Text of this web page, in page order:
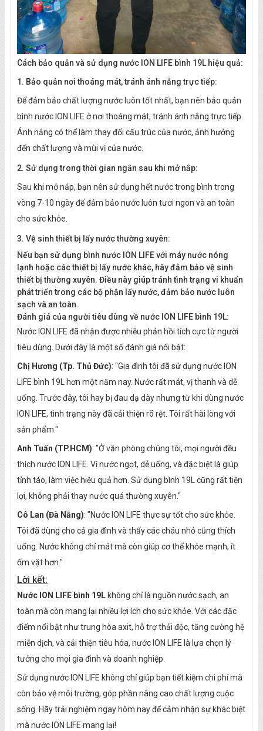
Cách bảo quản và sử dụng nước ION LIFE bình 19L hiệu quả:
1. Bảo quản nơi thoáng mát, tránh ánh nắng trực tiếp:
Để đảm bảo chất lượng nước luôn tốt nhất, bạn nên bảo quản
bình nước ION LIFE ở nơi thoáng mát, tránh ánh nắng trực tiếp.
Ánh nắng có thể làm thay đổi cấu trúc của nước, ảnh hưởng
đến chất lượng và mùi vị của nước.
2. Sử dụng trong thời gian ngắn sau khi mở nắp:
Sau khi mở nắp, bạn nên sử dụng hết nước trong bình trong
vòng 7-10 ngày để đảm bảo nước luôn tươi ngon và an toàn
cho sức khỏe.
3. Vệ sinh thiết bị lấy nước thường xuyên:
Nếu bạn sử dụng bình nước ION LIFE với máy nước nóng
lạnh hoặc các thiết bị lấy nước khác, hãy đảm bảo vệ sinh
thiết bị thường xuyên. Điều này giúp tránh tình trạng vi khuẩn
phát triển trong các bộ phận lấy nước, đảm bảo nước luôn
sạch và an toàn.
Đánh giá của người tiêu dùng về nước ION LIFE bình 19L:
Nước ION LIFE đã nhận được nhiều phản hồi tích cực từ người
tiêu dùng. Dưới đây là một số đánh giá nổi bật:
Chị Hương (Tp. Thủ Đức): "Gia đình tôi đã sử dụng nước ION
LIFE bình 19L hơn một năm nay. Nước rất mát, vị thanh và dễ
uống. Trước đây, tôi hay bị đau dạ dày nhưng từ khi dùng nước
ION LIFE, tình trạng này đã cải thiện rõ rệt. Tôi rất hài lòng với
sản phẩm."
Anh Tuấn (TP.HCM): "Ở văn phòng chúng tôi, mọi người đều
thích nước ION LIFE. Vị nước ngọt, dễ uống, và đặc biệt là giúp
tỉnh táo, làm việc hiệu quả hơn. Sử dụng bình 19L cũng rất tiện
lợi, không phải thay nước quá thường xuyên."
Cô Lan (Đà Nẵng): "Nước ION LIFE thực sự tốt cho sức khỏe.
Tôi đã dùng cho cả gia đình và thấy các cháu nhỏ cũng thích
uống. Nước không chỉ mát mà còn giúp cơ thể khỏe mạnh, ít
ốm vặt hơn."
Lời kết:
Nước ION LIFE bình 19L không chỉ là nguồn nước sạch, an
toàn mà còn mang lại nhiều lợi ích cho sức khỏe. Với các đặc
điểm nổi bật như trung hòa axit, hỗ trợ thải độc, tăng cường hệ
miễn dịch, và cải thiện tiêu hóa, nước ION LIFE là lựa chọn lý
tưởng cho mọi gia đình và doanh nghiệp.
Sử dụng nước ION LIFE không chỉ giúp bạn tiết kiệm chi phí mà
còn bảo vệ môi trường, góp phần nâng cao chất lượng cuộc
sống. Hãy trải nghiệm ngay hôm nay để cảm nhận sự khác biệt
mà nước ION LIFE mang lại!